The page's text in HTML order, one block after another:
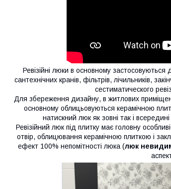
Ревізійні люки в основному
сантехнічних кранів, фільтрів, лічильників,
сестиматического
Для збереження дизайну, в житлових
основному облицьовуються керамічною
натискний люк як зовні так і
Ревізійний люк під плитку має головну
отвір, облицювання керамічною плиткою і
ефект 100% непомітності люка (люк